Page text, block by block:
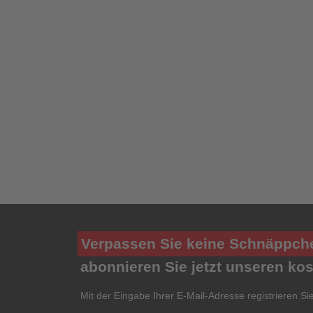
Verpassen Sie keine
abonnieren Sie jetzt unseren
Mit der Eingabe Ihrer E-Mail-Adresse registrieren